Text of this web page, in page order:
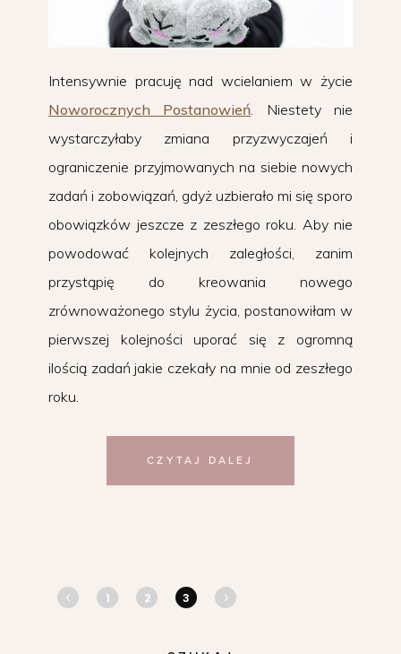
Intensywnie pracuję nad wcielaniem w życie
Noworocznych Postanowień. Niestety nie
wystarczyłaby zmiana przyzwyczajeń i
ograniczenie przyjmowanych na siebie nowych
zadań i zobowiązań, gdyż uzbierało mi się sporo
obowiązków jeszcze z zeszłego roku. Aby nie
powodować kolejnych zaległości, zanim
przystąpię do kreowania nowego
zrównoważonego stylu życia, postanowiłam w
pierwszej kolejności uporać się z ogromną
ilością zadań jakie czekały na mnie od zeszłego
roku.
CZYTAJ DALEJ
1 2 3